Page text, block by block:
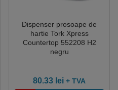
Dispenser prosoape de
hartie Tork Xpress
Countertop 552208 H2
negru
80.33 lei + TVA